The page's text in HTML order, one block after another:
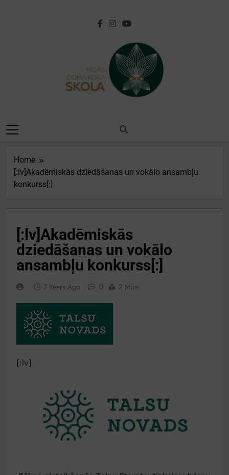
Kora
Cathedral Choir
Home
[:lv]Akadēmiskās dziedāšanas un vokālo ansambļu
konkurss[:]
[:lv]Akadēmiskās
dziedāšanas un vokālo
ansambļu konkurss[:]
7 Years Ago 0 2 Mins
[:lv]